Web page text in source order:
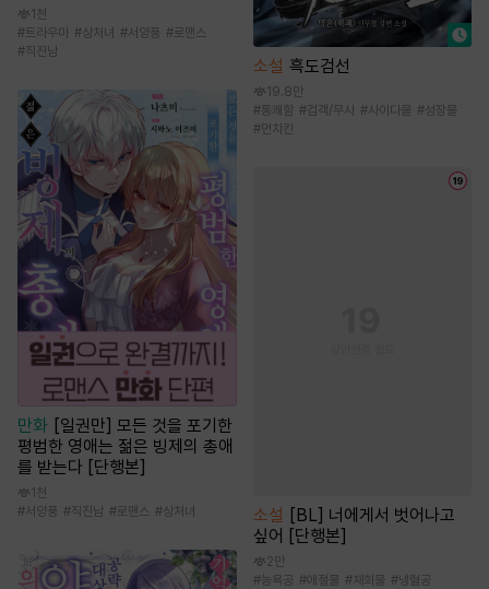
1천
#트라우마 #상처녀 #서양풍 #로맨스
#직진남
만화 [일권만] 모든 것을 포기한
평범한 영애는 젊은 빙제의 총애
를 받는다 [단행본]
1천
#서양풍 #직진남 #로맨스 #상처녀
소설 흑도검선
19.8만
#통쾌함 #검객/무사 #사이다물 #성장물
#먼치킨
소설 [BL] 너에게서 벗어나고
싶어 [단행본]
2만
#능욕공 #애절물 #재회물 #냉혈공